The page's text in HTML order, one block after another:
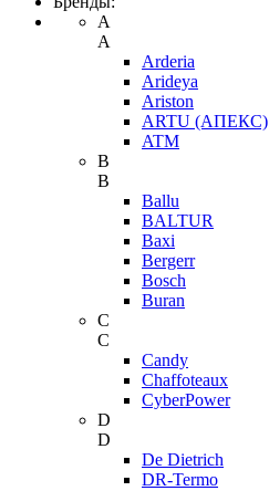
A
A
Arderia
Arideya
Ariston
ARTU (АПЕКС)
ATM
B
B
Ballu
BALTUR
Baxi
Bergerr
Bosch
Buran
C
C
Candy
Chaffoteaux
CyberPower
D
D
De Dietrich
DR-Termo